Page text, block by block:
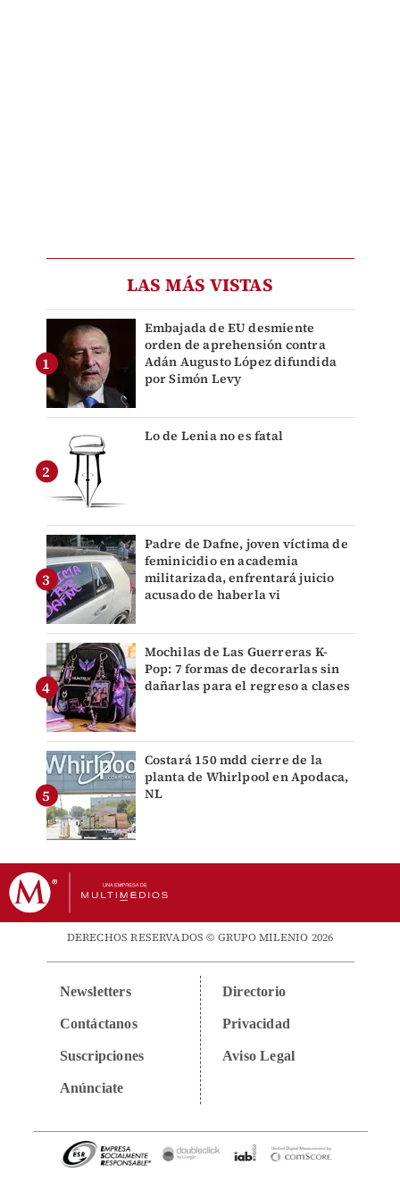
LAS MÁS VISTAS
Embajada de EU desmiente
orden de aprehensión contra
Adán Augusto López difundida
por Simón Levy
Lo de Lenia no es fatal
Padre de Dafne, joven víctima de
feminicidio en academia
militarizada, enfrentará juicio
acusado de haberla vi
Mochilas de Las Guerreras K-
Pop: 7 formas de decorarlas sin
dañarlas para el regreso a clases
Costará 150 mdd cierre de la
planta de Whirlpool en Apodaca,
NL
DERECHOS RESERVADOS © GRUPO MILENIO 2026
Newsletters
Contáctanos
Suscripciones
Anúnciate
Directorio
Privacidad
Aviso Legal